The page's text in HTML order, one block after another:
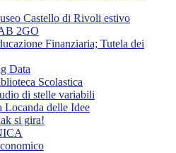
Castello di Rivoli estivo
2GO
Finanziaria; Tutela dei
Data
Scolastica
di stelle variabili
Locanda delle Idee
si gira!